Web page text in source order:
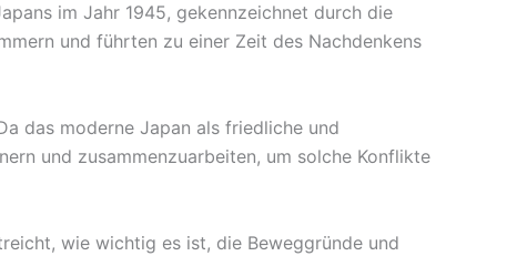
im Jahr 1945, gekennzeichnet durch die
und führten zu einer Zeit des Nachdenkens
das moderne Japan als friedliche und
und zusammenzuarbeiten, um solche Konflikte
wie wichtig es ist, die Beweggründe und